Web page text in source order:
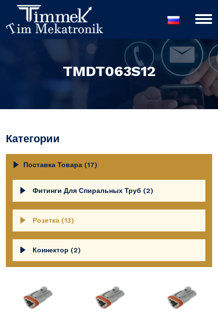
TMDT063S12
Категории
Поставка Товара (17)
Фитинги Для Спиральных Труб (2)
Розетка (13)
Коннектор (2)